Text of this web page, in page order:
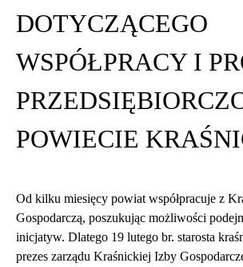
DOTYCZĄCEGO
WSPÓŁPRACY I
POWIECIE
Od kilku miesięcy powiat współpracuje z
Gospodarczą, poszukując możliwości
inicjatyw. Dlatego 19 lutego br. starosta
prezes zarządu Kraśnickiej Izby